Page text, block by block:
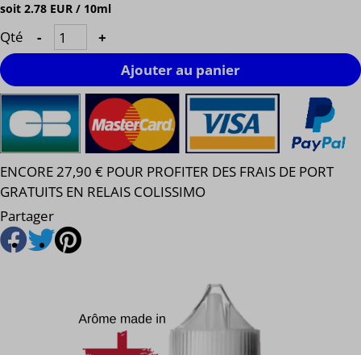
soit 2.78 EUR / 10ml
Qté -
+
Ajouter au panier
ENCORE 27,90 € POUR PROFITER DES FRAIS DE PORT
GRATUITS EN RELAIS COLISSIMO
Partager